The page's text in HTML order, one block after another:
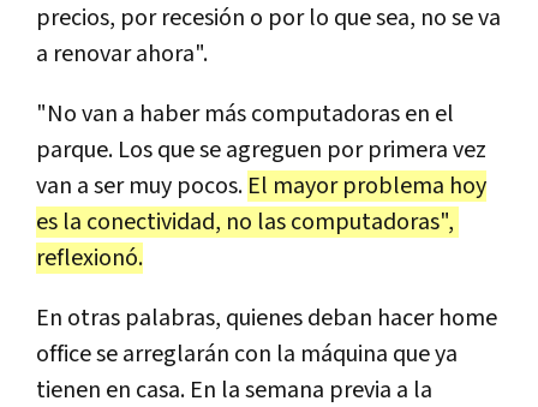
precios, por recesión o por lo que sea, no se va
a renovar ahora".
"No van a haber más computadoras en el
parque. Los que se agreguen por primera vez
van a ser muy pocos. El mayor problema hoy
es la conectividad, no las computadoras",
reflexionó.
En otras palabras, quienes deban hacer home
office se arreglarán con la máquina que ya
tienen en casa. En la semana previa a la